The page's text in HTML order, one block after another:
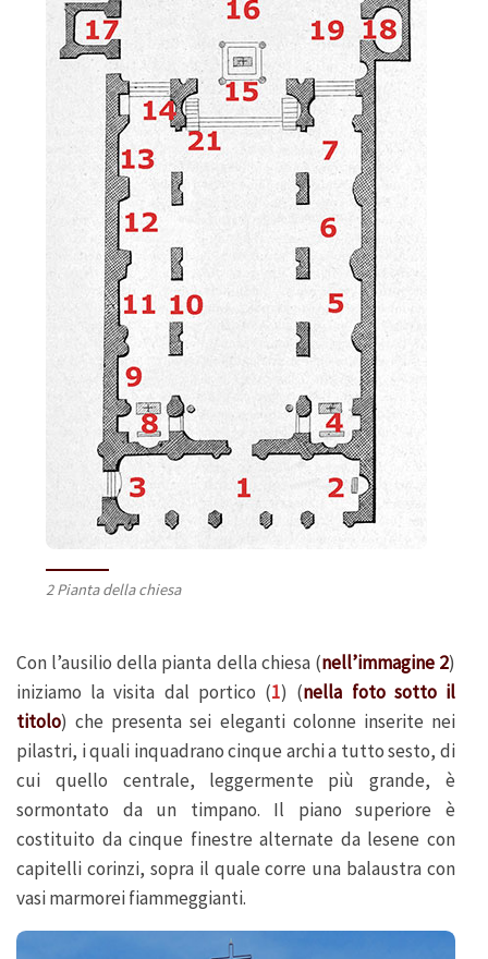
2 Pianta della chiesa
Con l’ausilio della pianta della chiesa (nell’immagine 2)
iniziamo la visita dal portico (1) (nella foto sotto il
titolo) che presenta sei eleganti colonne inserite nei
pilastri, i quali inquadrano cinque archi a tutto sesto, di
cui quello centrale, leggermente più grande, è
sormontato da un timpano. Il piano superiore è
costituito da cinque finestre alternate da lesene con
capitelli corinzi, sopra il quale corre una balaustra con
vasi marmorei fiammeggianti.